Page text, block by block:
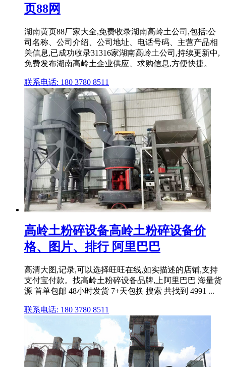
页88网
湖南黄页88厂家大全,免费收录湖南高岭土公司,包括:公
司名称、公司介绍、公司地址、电话号码、主营产品相
关信息,已成功收录31316家湖南高岭土公司,持续更新中,
免费发布湖南高岭土企业供应、求购信息,方便快捷。
联系电话: 180 3780 8511
高岭土粉碎设备高岭土粉碎设备价
格、图片、排行 阿里巴巴
高清大图,记录,可以选择旺旺在线,如实描述的店铺,支持
支付宝付款。找高岭土粉碎设备品牌,上阿里巴巴 海量货
源 首单包邮 48小时发货 7+天包换 搜索 共找到 4991 ...
联系电话: 180 3780 8511